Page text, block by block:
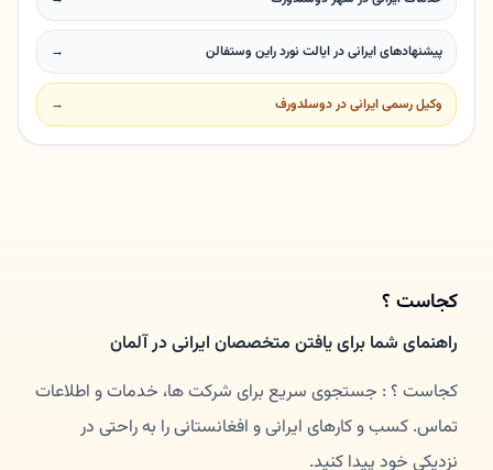
پیشنهادهای ایرانی در ایالت نورد راین وستفالن →
وکیل رسمی ایرانی در دوسلدورف →
کجاست ؟
راهنمای شما برای یافتن متخصصان ایرانی در آلمان
کجاست ؟ : جستجوی سریع برای شرکت ها، خدمات و اطلاعات
تماس. کسب و کارهای ایرانی و افغانستانی را به راحتی در
نزدیکی خود پیدا کنید.